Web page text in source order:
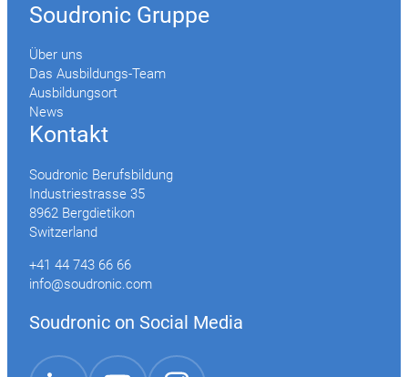
Soudronic Gruppe
Über uns
Das Ausbildungs-Team
Ausbildungsort
News
Kontakt
Soudronic Berufsbildung
Industriestrasse 35
8962 Bergdietikon
Switzerland
+41 44 743 66 66
info@soudronic.com
Soudronic on Social Media